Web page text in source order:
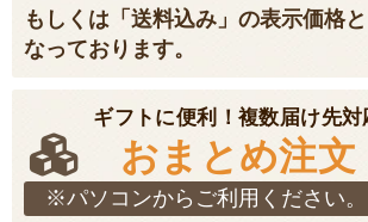
もしくは「送料込み」の表示価格と
なっております。
ギフトに便利！複数届け先対
おまとめ注文
※パソコンからご利用ください。